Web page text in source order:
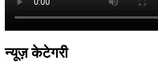
न्यूज़ केटेगरी